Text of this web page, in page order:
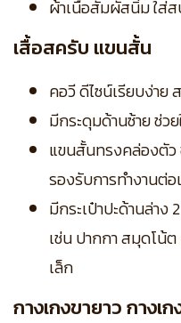
ผ้าเนื้อสัมผัสนิ่ม ใส่ส
เสื้อสครับ แขนสั้น
คอวี ดีไซน์เรียบง่าย
มีกระดุมด้านซ้าย ช่ว
แขนสั้นทรงคล่องตัว
รองรับการทำงานต่
มีกระเป๋าปะด้านล่า
เช่น ปากกา สมุดโน้
เล็ก
กางเกงขายาว กางเ